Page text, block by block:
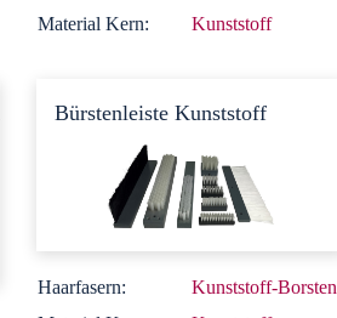
Material Kern:
Kunststoff
Bürstenleiste Kunststoff
Haarfasern:
Kunststoff-Borsten